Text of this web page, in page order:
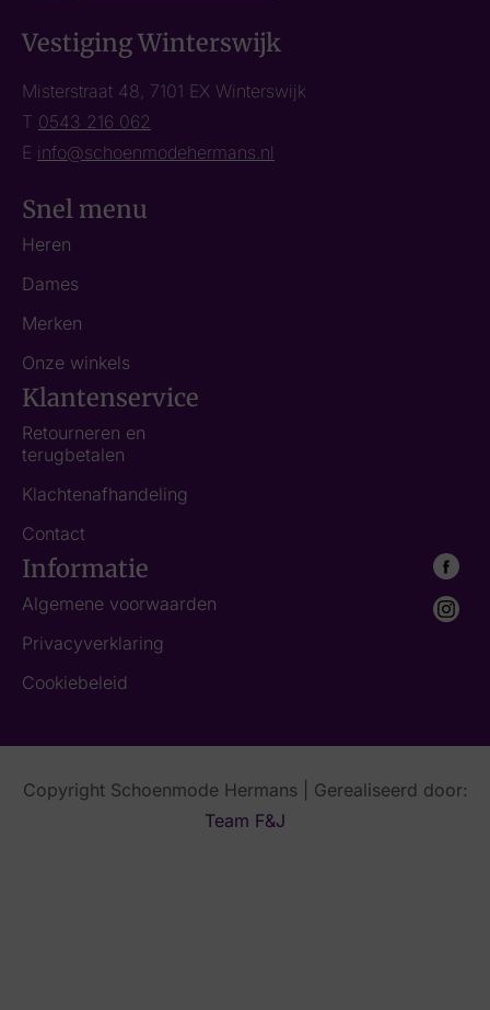
Vestiging Winterswijk
Misterstraat 48, 7101 EX Winterswijk
T 0543 216 062
E info@schoenmodehermans.nl
Snel menu
Heren
Dames
Merken
Onze winkels
Klantenservice
Retourneren en
terugbetalen
Klachtenafhandeling
Contact
Informatie
Algemene voorwaarden
Privacyverklaring
Cookiebeleid
Copyright Schoenmode Hermans | Gerealiseerd door:
Team F&J